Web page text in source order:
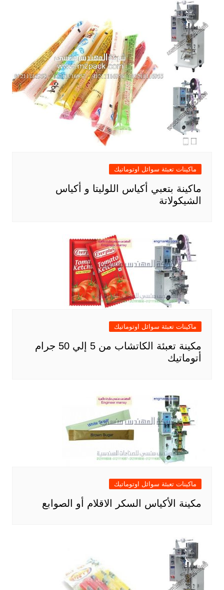
ماكينات تعبئة سوائل اوتوماتيك
ماكينة بتعبي أكياس اللوليتا و أكياس
الشيكولاتة
ماكينات تعبئة سوائل اوتوماتيك
مكينة تعبئة الكاتشاب من 5 إلي 50 جرام
أتوماتيك
ماكينات تعبئة سوائل اوتوماتيك
مكينة الأكياس السكر الاقلام أو الصوابع